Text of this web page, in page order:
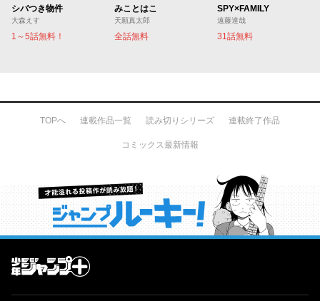
シバつき物件
大森えす
1～5話無料！
みことはこ
天願真太郎
全話無料
SPY×FAMILY
遠藤達哉
31話無料
TOPへ 連載作品一覧 読み切りシリーズ 連載終了作品
コミックス最新情報
才能溢れる投稿作が読み放題！ ジャンプルーキー！